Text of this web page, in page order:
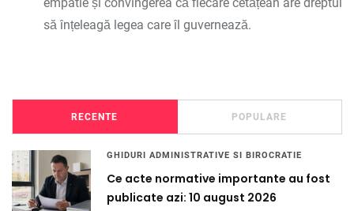
să înțeleagă legea care îl guvernează.
RECENTE POPULARE
GHIDURI ADMINISTRATIVE SI BIROCRATIE
Ce acte normative importante au fost
publicate azi: 10 august 2026